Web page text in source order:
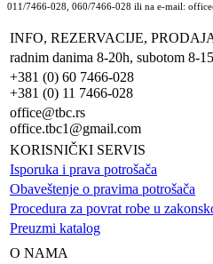
011/7466-028, 060/7466-028 ili na e-mail:
INFO, REZERVACIJE,
radnim danima 8-20h, subotom 8-
+381 (0) 60 7466-028
+381 (0) 11 7466-028
office@tbc.rs
office.tbc1@gmail.com
KORISNIČKI SERVIS
Isporuka i prava potrošača
Obaveštenje o pravima potrošača
Procedura za povrat robe u
Preuzmi katalog
O NAMA